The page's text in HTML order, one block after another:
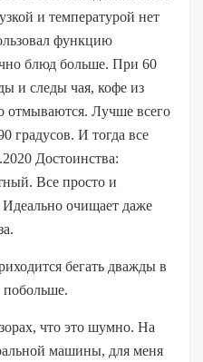
и температурой нет
функцию
блюд больше. При 60
и следы чая, кофе из
отмываются. Лучше всего
градусов. И тогда все
Достоинства:
Все просто и
очищает даже
бегать дважды в
что это шумно. На
машины, для меня